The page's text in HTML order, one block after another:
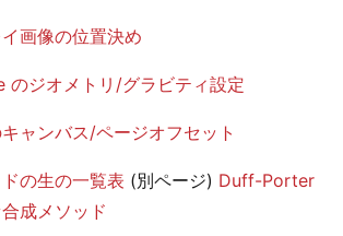
画像の位置決め
のジオメトリ/グラビティ設定
ャンバス/ページオフセット
の生の一覧表 (別ページ) Duff-Porter
成メソッド